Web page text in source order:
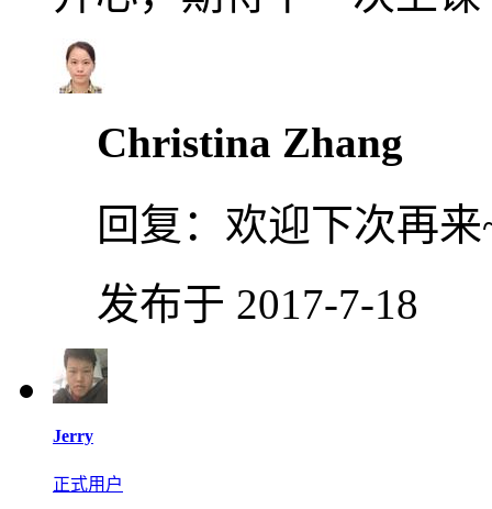
Christina Zhang
回复： 欢迎下次再来
发布于 2017-7-18
Jerry
正式用户